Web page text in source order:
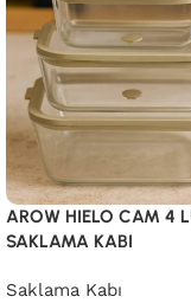
AROW HIELO CAM 4
SAKLAMA KABI
Saklama Kabı